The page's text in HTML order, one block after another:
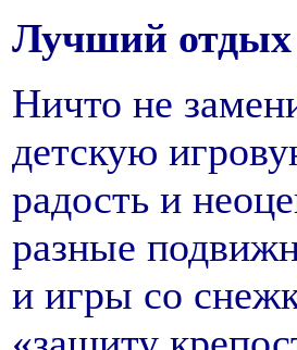
Лучший отдых
Ничто не
детскую
радость и
разные
и игры со